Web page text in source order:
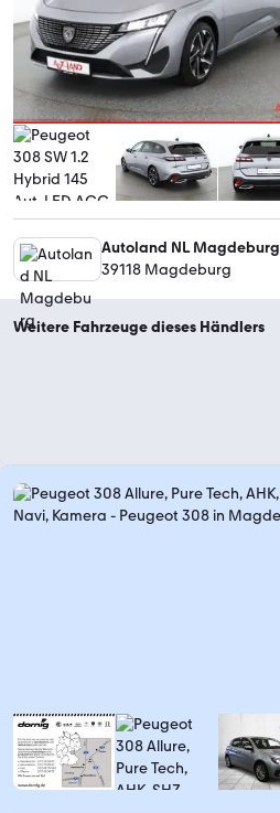
Autoland NL Magdeburg
39118 Magdeburg
Weitere Fahrzeuge dieses Händlers